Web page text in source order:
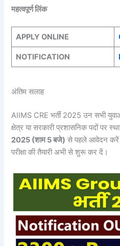
महत्वपूर्ण लिंक
APPLY ONLINE
NOTIFICATION
अंतिम सलाह
AIIMS CRE भर्ती 2025 उन सभी
क्षेत्र या सरकारी प्रशासनिक पदों पर
2025 (शाम 5 बजे) से पहले आवेदन
परीक्षा की तैयारी अभी से शुरू कर दें।